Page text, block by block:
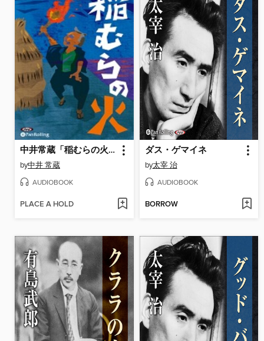
中井常蔵「稲むらの火」
by中井 常蔵
AUDIOBOOK
PLACE A HOLD
ダス・ゲマイネ
by太宰 治
AUDIOBOOK
BORROW